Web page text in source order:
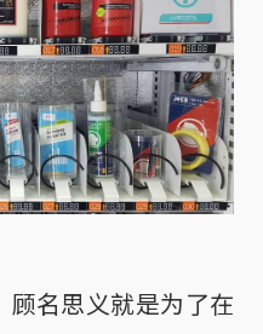
名思义就是为了在